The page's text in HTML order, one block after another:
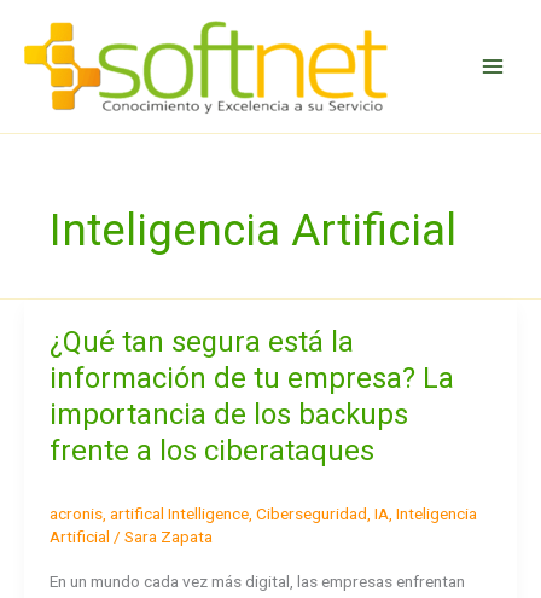
contenido
Inteligencia Artificial
¿Qué tan segura está la
información de tu empresa? La
importancia de los backups
frente a los ciberataques
acronis, artifical Intelligence, Ciberseguridad IA Inteligencia
Artificial / Sara Zapata
En un mundo cada vez más digital, las empresas enfrentan
¿Qué
tan
segura
está
la
tu
empresa?
La